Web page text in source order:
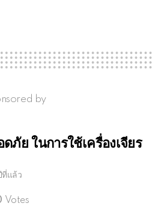
by
ย ในการใช้เครื่องเจียร